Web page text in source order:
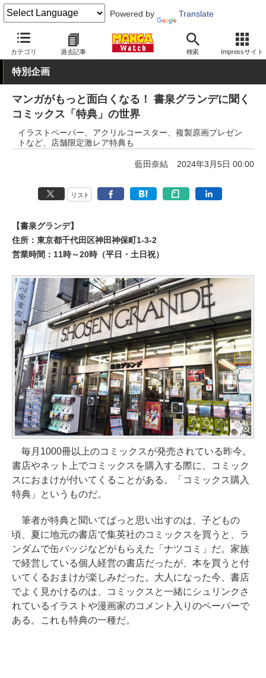
Powered by Translate
カテゴリ 過去記事 検索 Impressサイト
MANGA Watch 書店
特別企画
マンガがもっと面白くなる！ 書泉グランデに聞く
コミックス「特典」の世界
イラストペーパー、アクリルコースター、複製原画プレゼン
トなど、店舗限定激レア特典も
藍田奈結 2024年3月5日 00:00
リスト
【書泉グランデ】
住所：東京都千代田区神田神保町1-3-2
営業時間：11時～20時（平日・土日祝）
毎月1000冊以上のコミックスが発売されている昨今。
書店やネット上でコミックスを購入する際に、コミック
スにおまけが付いてくることがある。「コミックス購入
特典」というものだ。
筆者が特典と聞いてぱっと思い出すのは、子どもの
頃、夏に地元の書店で集英社のコミックスを買うと、ラ
ンダムで缶バッジなどがもらえた「ナツコミ」だ。家族
で経営している個人経営の書店だったが、本を買うと付
いてくるおまけが楽しみだった。大人になった今、書店
でよく見かけるのは、コミックスと一緒にシュリンクさ
れているイラストや漫画家のコメント入りのペーパーで
ある。これも特典の一種だ。